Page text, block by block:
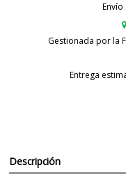
Gestionada por la
Entrega
Descripción